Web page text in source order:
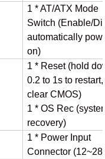
1 * AT/ATX Mode
Switch (Enable/
automatically
on)
1 * Reset (hold
0.2 to 1s to
clear CMOS)
1 * OS Rec
recovery)
1 * Power Input
Connector